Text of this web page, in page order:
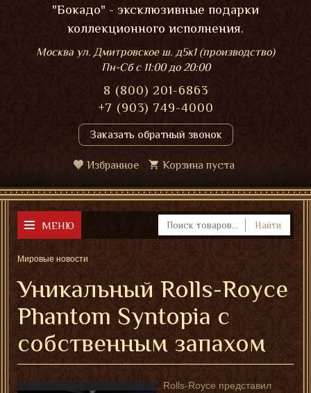
"Бокадо" - эксклюзивные подарки
коллекционного исполнения.
Москва ул. Дмитровское ш. д5к1 (производство)
Пн-Сбс 11:00 до 20:00
8 (800) 201-6863
+7 (903) 749-4000
Заказать обратный звонок
Избранное Корзина пуста
МЕНЮ Найти
Мировые новости
Уникальный Rolls-Royce
Phantom Syntopia с
собственным запахом
Rolls-Royce представил